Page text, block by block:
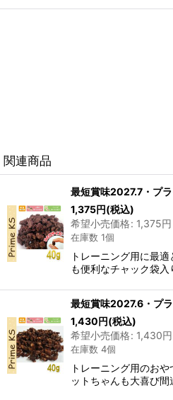
関連商品
最短賞味2027.7・プ
1,375円(税込)
希望小売価格: 1,375円
在庫数 1個
トレーニング用に最
も便利なチャック袋
最短賞味2027.6・プ
1,430円(税込)
希望小売価格: 1,430円
在庫数 4個
トレーニング用のお
ットちゃんも大喜び